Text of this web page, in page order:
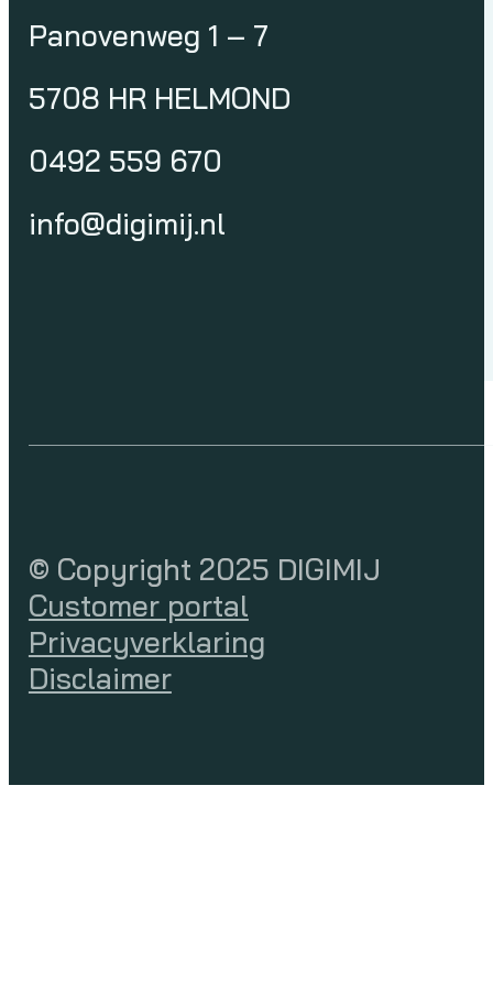
Panovenweg 1 – 7
5708 HR HELMOND
0492 559 670
info@digimij.nl
© Copyright 2025 DIGIMIJ
Customer portal
Privacyverklaring
Disclaimer